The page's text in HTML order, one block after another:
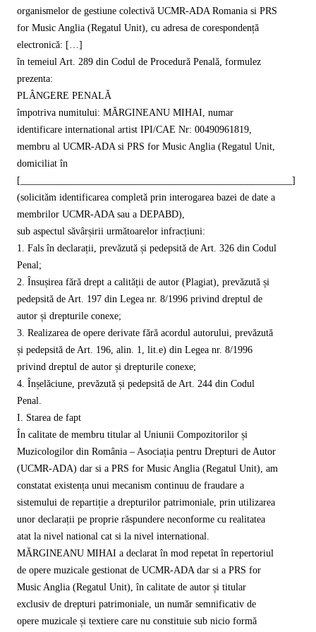
organismelor de gestiune colectivă UCMR-ADA Romania si PRS
for Music Anglia (Regatul Unit), cu adresa de corespondență
electronică: […]
în temeiul Art. 289 din Codul de Procedură Penală, formulez
prezenta:
PLÂNGERE PENALĂ
împotriva numitului: MĂRGINEANU MIHAI, numar
identificare international artist IPI/CAE Nr: 00490961819,
membru al UCMR-ADA si PRS for Music Anglia (Regatul Unit,
domiciliat în
[_______________________________________________________]
(solicităm identificarea completă prin interogarea bazei de date a
membrilor UCMR-ADA sau a DEPABD),
sub aspectul săvârșirii următoarelor infracțiuni:
1. Fals în declarații, prevăzută și pedepsită de Art. 326 din Codul
Penal;
2. Însușirea fără drept a calității de autor (Plagiat), prevăzută și
pedepsită de Art. 197 din Legea nr. 8/1996 privind dreptul de
autor și drepturile conexe;
3. Realizarea de opere derivate fără acordul autorului, prevăzută
și pedepsită de Art. 196, alin. 1, lit.e) din Legea nr. 8/1996
privind dreptul de autor și drepturile conexe;
4. Înșelăciune, prevăzută și pedepsită de Art. 244 din Codul
Penal.
I. Starea de fapt
În calitate de membru titular al Uniunii Compozitorilor și
Muzicologilor din România – Asociația pentru Drepturi de Autor
(UCMR-ADA) dar si a PRS for Music Anglia (Regatul Unit), am
constatat existența unui mecanism continuu de fraudare a
sistemului de repartiție a drepturilor patrimoniale, prin utilizarea
unor declarații pe proprie răspundere neconforme cu realitatea
atat la nivel national cat si la nivel international.
MĂRGINEANU MIHAI a declarat în mod repetat în repertoriul
de opere muzicale gestionat de UCMR-ADA dar si a PRS for
Music Anglia (Regatul Unit), în calitate de autor și titular
exclusiv de drepturi patrimoniale, un număr semnificativ de
opere muzicale și textiere care nu constituie sub nicio formă